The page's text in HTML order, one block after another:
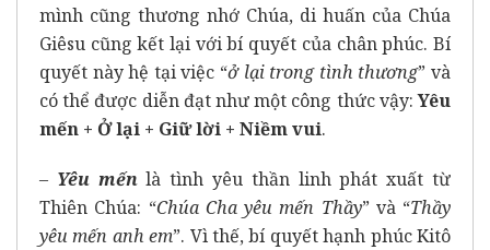
mình cũng thương nhớ Chúa, di huấn của Chúa
Giêsu cũng kết lại với bí quyết của chân phúc. Bí
quyết này hệ tại việc “ở lại trong tình thương” và
có thể được diễn đạt như một công thức vậy:Yêu
mến + Ở lại + Giữ lời + Niềm vui.
– Yêu mếnlà tình yêu thần linh phát xuất từ
Thiên Chúa: “Chúa Cha yêu mến Thầy” và “Thầy
yêu mến anh em”. Vì thế, bí quyết hạnh phúc Kitô